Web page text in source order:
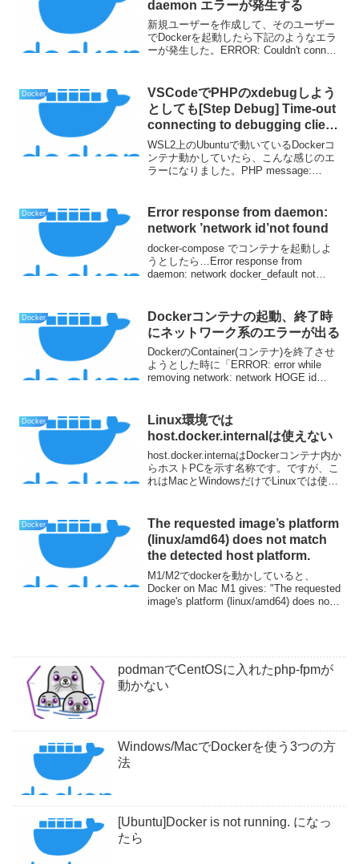
daemon エラーが発生する
新規ユーザーを作成して、そのユーザー
でDockerを起動したら下記のようなエラ
ーが発生した。ERROR: Couldn't connect
Docker
VSCodeでPHPのxdebugしよう
としても[Step Debug] Time-out
connecting to debugging client
になる
WSL2上のUbuntuで動いているDockerコ
ンテナ動かしていたら、こんな感じのエ
ラーになりました。PHP message:
Docker
Error response from daemon:
network ’network id’not found
docker-compose でコンテナを起動しよ
うとしたら…Error response from
daemon: network docker_default not
Docker
Dockerコンテナの起動、終了時
にネットワーク系のエラーが出る
DockerのContainer(コンテナ)を終了させ
ようとした時に「ERROR: error while
removing network: network HOGE id
Docker
Linux環境では
host.docker.internalは使えない
host.docker.internaはDockerコンテナ内か
らホストPCを示す名称です。ですが、こ
れはMacとWindowsだけでLinuxでは使え
ということ...
Docker
The requested image’s platform
(linux/amd64) does not match
the detected host platform.
M1/M2でdockerを動かしていると、
Docker on Mac M1 gives: "The requested
image's platform (linux/amd64) does not
podmanでCentOSに入れたphp-fpmが
動かない
Windows/MacでDockerを使う3つの方
法
[Ubuntu]Docker is not running. になっ
たら